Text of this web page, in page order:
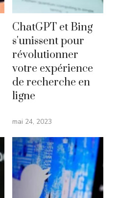
ChatGPT et Bing
s'unissent pour
révolutionner
votre expérience
de recherche en
ligne
mai 24, 2023